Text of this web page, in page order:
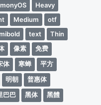
Heavy
Medium
otf
text
Thin
像素
免费
体 寒蝉
平方
明朝
普惠体
巴巴 黑体 黑體